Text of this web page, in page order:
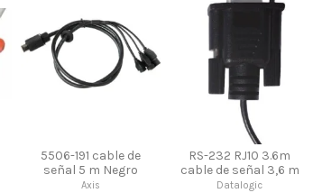
5506-191 cable de
señal 5 m Negro
Axis
RS-232 RJ10 3.6m
cable de señal 3,6 m
Datalogic